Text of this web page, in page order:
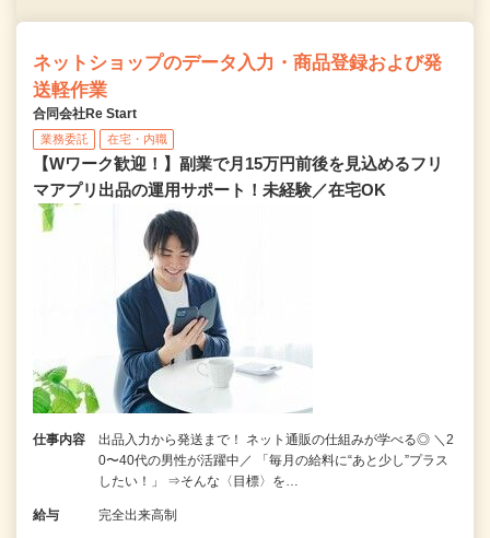
ネットショップのデータ入力・商品登録および発
送軽作業
合同会社Re Start
業務委託 在宅・内職
【Wワーク歓迎！】副業で月15万円前後を見込めるフリ
マアプリ出品の運用サポート！未経験／在宅OK
仕事内容
出品入力から発送まで！ ネット通販の仕組みが学べる◎ ＼2
0〜40代の男性が活躍中／ 「毎月の給料に“あと少し”プラス
したい！」 ⇒そんな〈目標〉を…
給与 完全出来高制